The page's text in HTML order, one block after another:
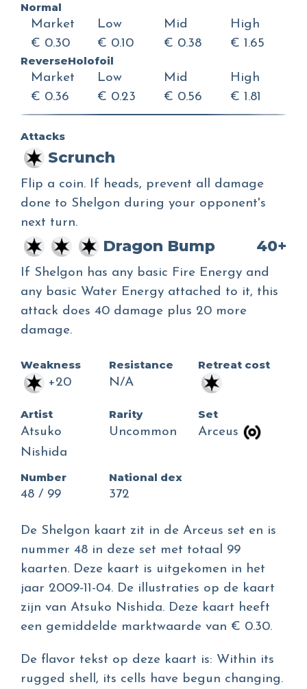
Normal
Market
€ 0.30
Low
€ 0.10
Mid
€ 0.38
High
€ 1.65
ReverseHolofoil
Market
€ 0.36
Low
€ 0.23
Mid
€ 0.56
High
€ 1.81
Attacks
Scrunch
Flip a coin. If heads, prevent all damage
done to Shelgon during your opponent's
next turn.
Dragon Bump 40+
If Shelgon has any basic Fire Energy and
any basic Water Energy attached to it, this
attack does 40 damage plus 20 more
damage.
Weakness
+20
Resistance
N/A
Retreat cost
Artist
Atsuko
Nishida
Rarity
Uncommon
Set
Arceus
Number
48 / 99
National dex
372
De Shelgon kaart zit in de Arceus set en is
nummer 48 in deze set met totaal 99
kaarten. Deze kaart is uitgekomen in het
jaar 2009-11-04. De illustraties op de kaart
zijn van Atsuko Nishida. Deze kaart heeft
een gemiddelde marktwaarde van € 0.30.
De flavor tekst op deze kaart is: Within its
rugged shell, its cells have begun changing.